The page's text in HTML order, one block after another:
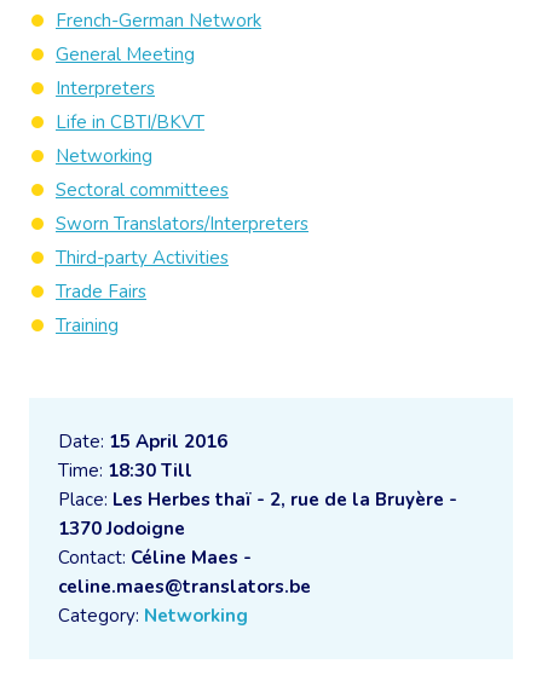
Date: 15 April 2016
Time: 18:30 Till
Place: Les Herbes thaï - 2, rue de la Bruyère -
1370 Jodoigne
Contact: Céline Maes -
celine.maes@translators.be
Category: Networking
French-German Network
General Meeting
Interpreters
Life in CBTI/BKVT
Networking
Sectoral committees
Sworn Translators/Interpreters
Third-party Activities
Trade Fairs
Training